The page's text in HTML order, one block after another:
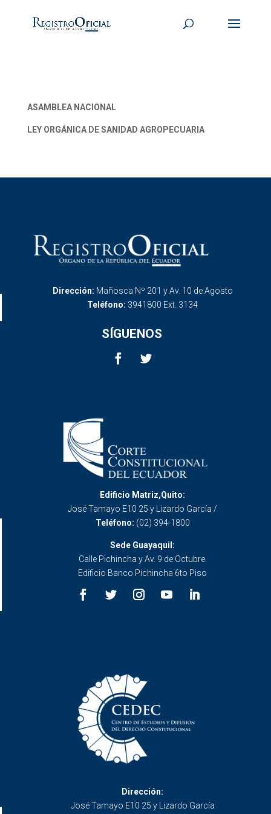
ASAMBLEA NACIONAL
LEY ORGÁNICA DE SANIDAD AGROPECUARIA
Dirección: Mañosca Nº 201 y Av. 10 de Agosto
Teléfono: 3941800 Ext. 3134
SÍGUENOS
Edificio Matriz,Quito:
José Tamayo E10 25 y Lizardo García /
Teléfono: (02) 394-1800
Sede Guayaquil:
Calle Pichincha y Av. 9 de Octubre.
Edificio Banco Pichincha 6to Piso
Dirección:
José Tamayo E10 25 y Lizardo García